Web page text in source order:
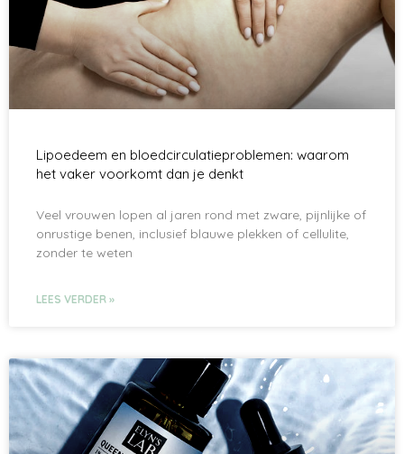
Lipoedeem en bloedcirculatieproblemen: waarom
het vaker voorkomt dan je denkt
Veel vrouwen lopen al jaren rond met zware, pijnlijke of
onrustige benen, inclusief blauwe plekken of cellulite,
zonder te weten
LEES VERDER »